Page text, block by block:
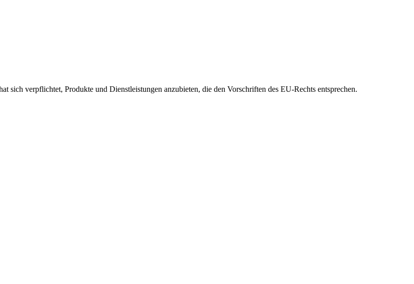
sich verpflichtet, Produkte und Dienstleistungen anzubieten, die den Vorschriften des EU-Rechts entsprechen.